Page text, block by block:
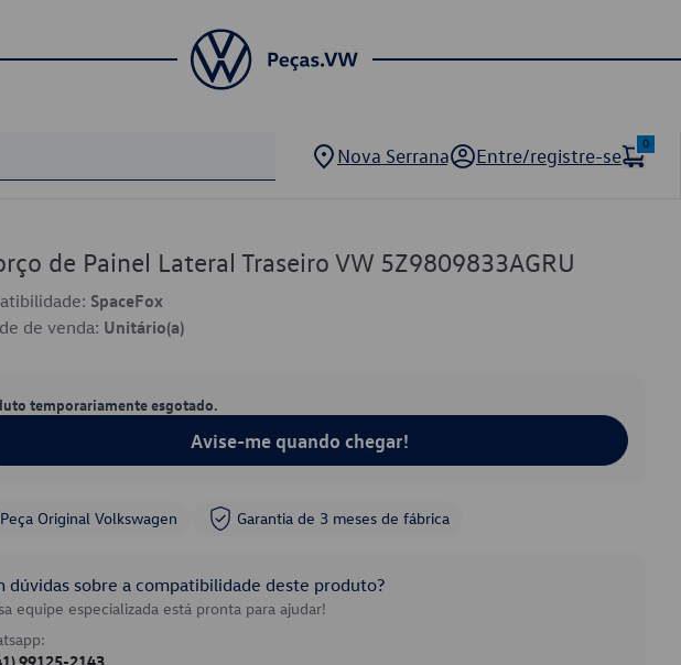
Nova Serrana Entre/registre-se
0
de Painel Lateral Traseiro VW 5Z9809833AGRU
SpaceFox
de venda: Unitário(a)
temporariamente esgotado.
Avise-me quando chegar!
Peça Original Volkswagen Garantia de 3 meses de fábrica
dúvidas sobre a compatibilidade deste produto?
equipe especializada está pronta para ajudar!